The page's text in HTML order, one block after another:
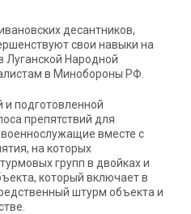
десантников,
свои навыки на
Луганской Народной
в Минобороны РФ.
и подготовленной
препятствий для
вместе с
на которых
групп в двойках и
который включает в
штурм объекта и